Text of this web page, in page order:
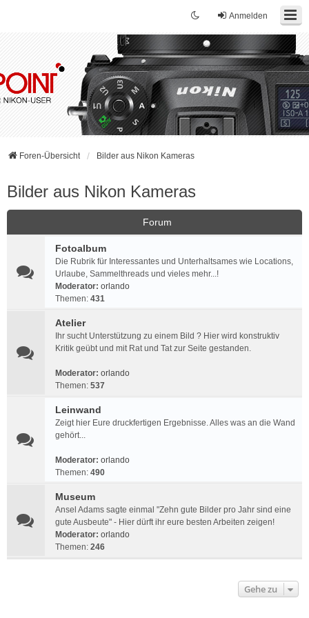
Anmelden
Foren-Übersicht Bilder aus Nikon Kameras
Bilder aus Nikon Kameras
Forum
Fotoalbum
Die Rubrik für Interessantes und Unterhaltsames wie Locations,
Urlaube, Sammelthreads und vieles mehr...!
Moderator: orlando
Themen: 431
Atelier
Ihr sucht Unterstützung zu einem Bild ? Hier wird konstruktiv
Kritik geübt und mit Rat und Tat zur Seite gestanden.
Moderator: orlando
Themen: 537
Leinwand
Zeigt hier Eure druckfertigen Ergebnisse. Alles was an die Wand
gehört...
Moderator: orlando
Themen: 490
Museum
Ansel Adams sagte einmal "Zehn gute Bilder pro Jahr sind eine
gute Ausbeute" - Hier dürft ihr eure besten Arbeiten zeigen!
Moderator: orlando
Themen: 246
Gehe zu